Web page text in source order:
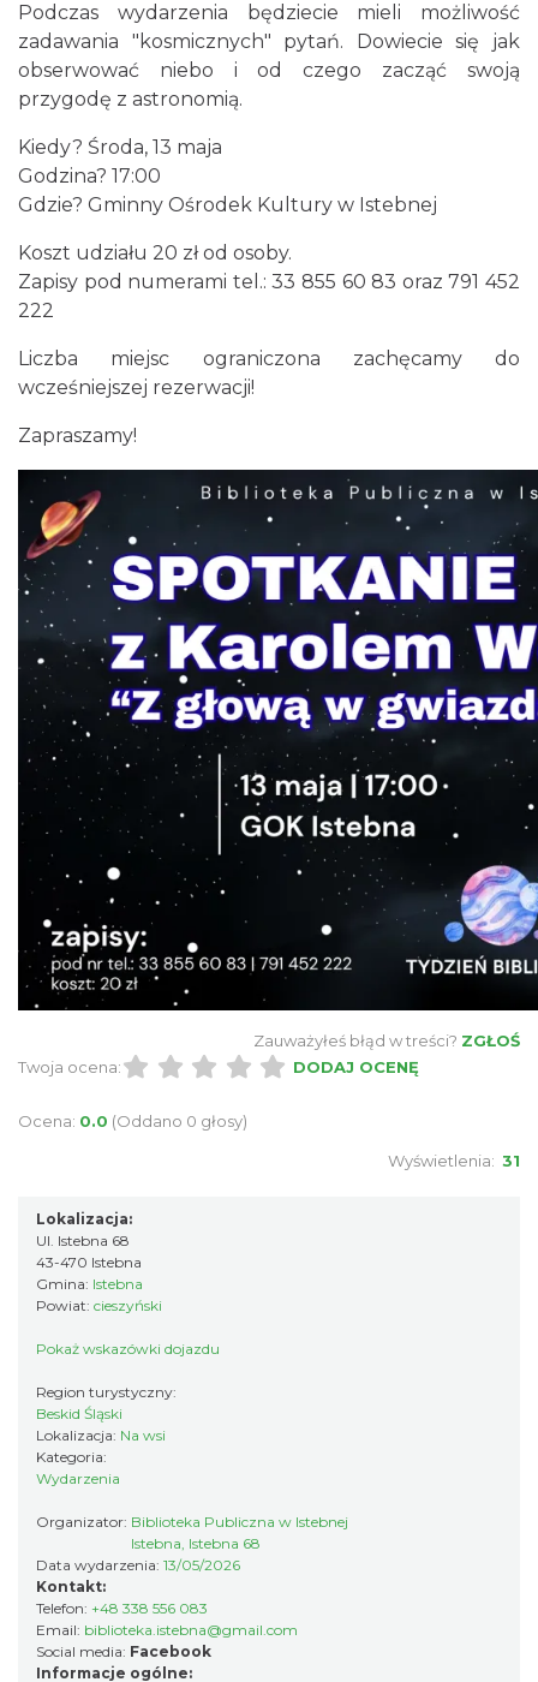
Piłkarski Piknik
Istebna
2026-08-22
Robimy budki dla ptaków - zajęcia
Istebna
1.04 km
Jak czytać las
Istebna
2026-08-25
1.08 km
III Ogólnopolski Festiwal Folkloru
Dziecięcego „ Jaworowy Listek”
Istebna
2026-09-19
1.18 km
Puchar Złotego Gronia
Istebna
1.84 km
Święto Jagnięciny w Istebnej
1.89 km
Podczas wydarzenia będziecie mieli możliwość
zadawania "kosmicznych" pytań. Dowiecie się jak
obserwować niebo i od czego zacząć swoją
przygodę z astronomią.
Kiedy? Środa, 13 maja
Godzina? 17:00
Gdzie? Gminny Ośrodek Kultury w Istebnej
Koszt udziału 20 zł od osoby.
Zapisy pod numerami tel.: 33 855 60 83 oraz 791 452
222
Liczba miejsc ograniczona zachęcamy do
wcześniejszej rezerwacji!
Zapraszamy!
Zauważyłeś błąd w treści? ZGŁOŚ
Twoja ocena:
DODAJ OCENĘ
Ocena: 0.0 (Oddano 0 głosy)
Wyświetlenia: 31
Lokalizacja:
Ul. Istebna 68
43-470 Istebna
Gmina: Istebna
Powiat: cieszyński
Pokaż wskazówki dojazdu
Region turystyczny:
Beskid Śląski
Lokalizacja: Na wsi
Kategoria:
Wydarzenia
Organizator: Biblioteka Publiczna w Istebnej
Istebna, Istebna 68
Data wydarzenia: 13/05/2026
Kontakt:
Telefon: +48 338 556 083
Email: biblioteka.istebna@gmail.com
Social media: Facebook
Informacje ogólne: